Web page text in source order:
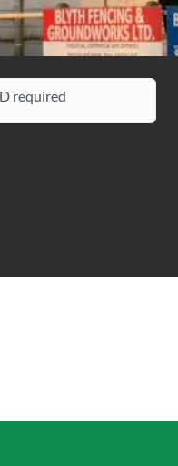
required